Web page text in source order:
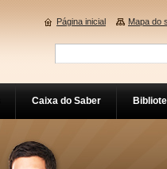
Caixa do Saber
Página inicial Mapa do